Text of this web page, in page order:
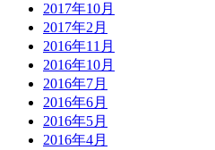
2017年10月
2017年2月
2016年11月
2016年10月
2016年7月
2016年6月
2016年5月
2016年4月